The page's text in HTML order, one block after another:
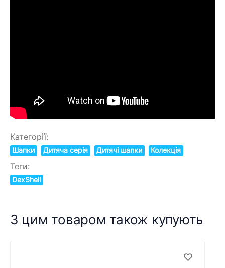
Категорії:
Шапки Дитяча серія Дитячі шапки Колекція
Теги:
DexShell
З цим товаром також купують